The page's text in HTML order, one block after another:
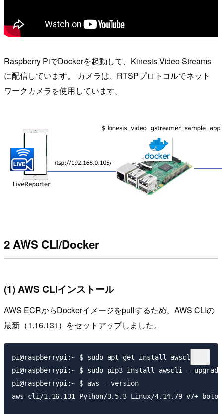
Raspberry PiでDockerを起動して、Kinesis Video Streams
に配信しています。 カメラは、RTSPプロトコルでネット
ワークカメラを使用しています。
2 AWS CLI/Docker
(1) AWS CLIインストール
AWS ECRからDockerイメージをpullするため、AWS CLIの
最新（1.16.131）をセットアップしました。
pi@raspberrypi:~ $ sudo apt-get install awscli
pi@raspberrypi:~ $ sudo pip3 install awscli --upgrade
pi@raspberrypi:~ $ aws --version
aws-cli/1.16.131 Python/3.5.3 Linux/4.14.79-v7+